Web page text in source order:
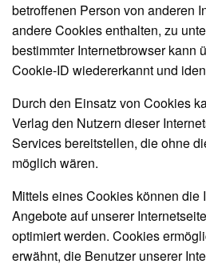
betroffenen Person von anderen
andere Cookies enthalten, zu
bestimmter Internetbrowser kann
Cookie-ID wiedererkannt und
Durch den Einsatz von Cookies
Verlag den Nutzern dieser
Services bereitstellen, die ohne
möglich wären.
Mittels eines Cookies können die
Angebote auf unserer
optimiert werden. Cookies
erwähnt, die Benutzer unserer